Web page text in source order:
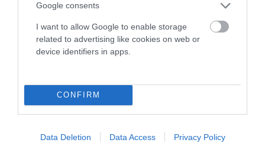
Google consents
I want to allow Google to enable storage
related to advertising like cookies on web or
device identifiers in apps.
CONFIRM
Data Deletion Data Access Privacy Policy
Ο Παναθηναϊκός Αθλητικός Όμιλος ανακοινώνει την
έναρξη της συνεργασίας του με τον Ντίλαν Γούντχεντ για
το τμήμα πόλο ανδρών.